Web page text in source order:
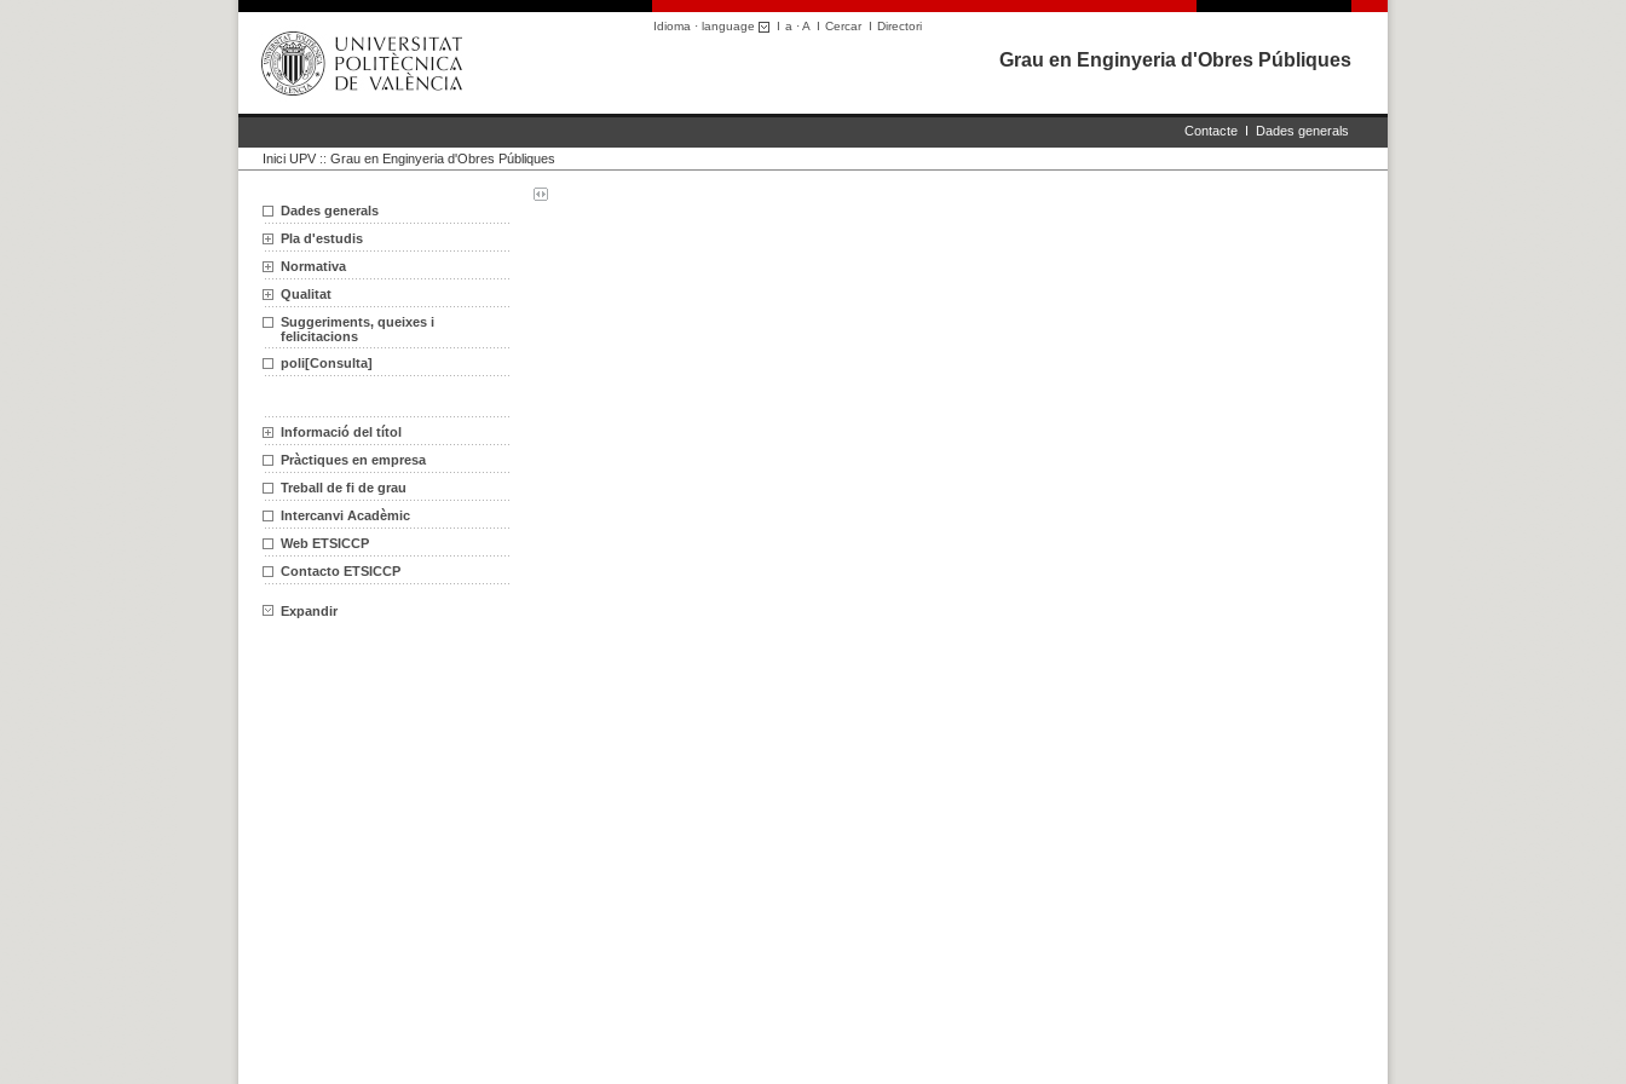
Idioma · language I a ·A I CercarI Directori
Grau en Enginyeria d'Obres Públiques
Contacte I Dades generals
Inici UPV :: Grau en Enginyeria d'Obres Públiques
Dades generals
Pla d'estudis
Normativa
Qualitat
Suggeriments, queixes i
felicitacions
poli[Consulta]
Informació del títol
Pràctiques en empresa
Treball de fi de grau
Intercanvi Acadèmic
Web ETSICCP
Contacto ETSICCP
Expandir